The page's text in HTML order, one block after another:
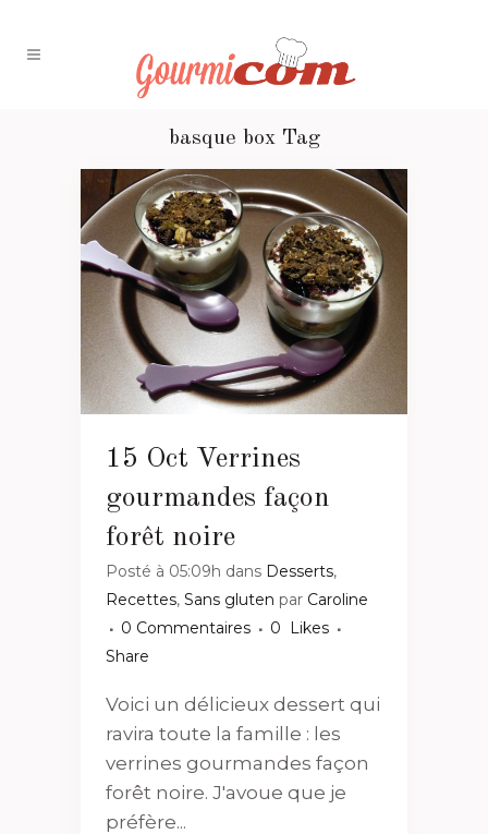
basque box Tag
15 Oct Verrines
gourmandes façon
forêt noire
Posté à 05:09h dans Desserts,
Recettes, Sans gluten par Caroline
0 Commentaires
0
Likes
Share
Voici un délicieux dessert qui
ravira toute la famille : les
verrines gourmandes façon
forêt noire. J'avoue que je
préfère...